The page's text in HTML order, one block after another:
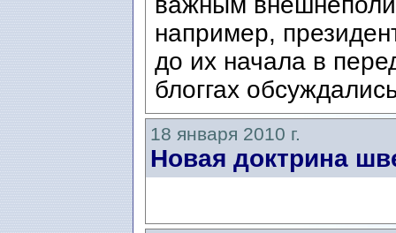
например,
до их начала в
блоггах
18 января 2010 г.
Новая доктрина